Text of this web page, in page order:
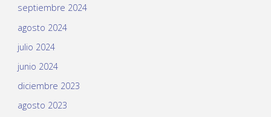
septiembre 2024
agosto 2024
julio 2024
junio 2024
diciembre 2023
agosto 2023